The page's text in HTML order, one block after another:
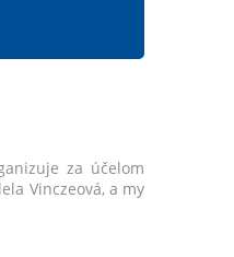
za účelom
Vinczeová, a my